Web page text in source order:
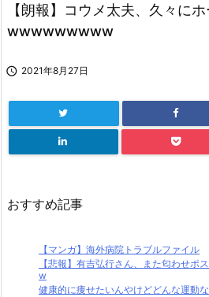
【朗報】コウメ太夫、久々に
wwwwwwwww
 2021年8月27日
おすすめ記事
【マンガ】海外病院トラブルファイル
【悲報】有吉弘行さん、また匂わせ
w
健康的に痩せたいんやけどどんな運動